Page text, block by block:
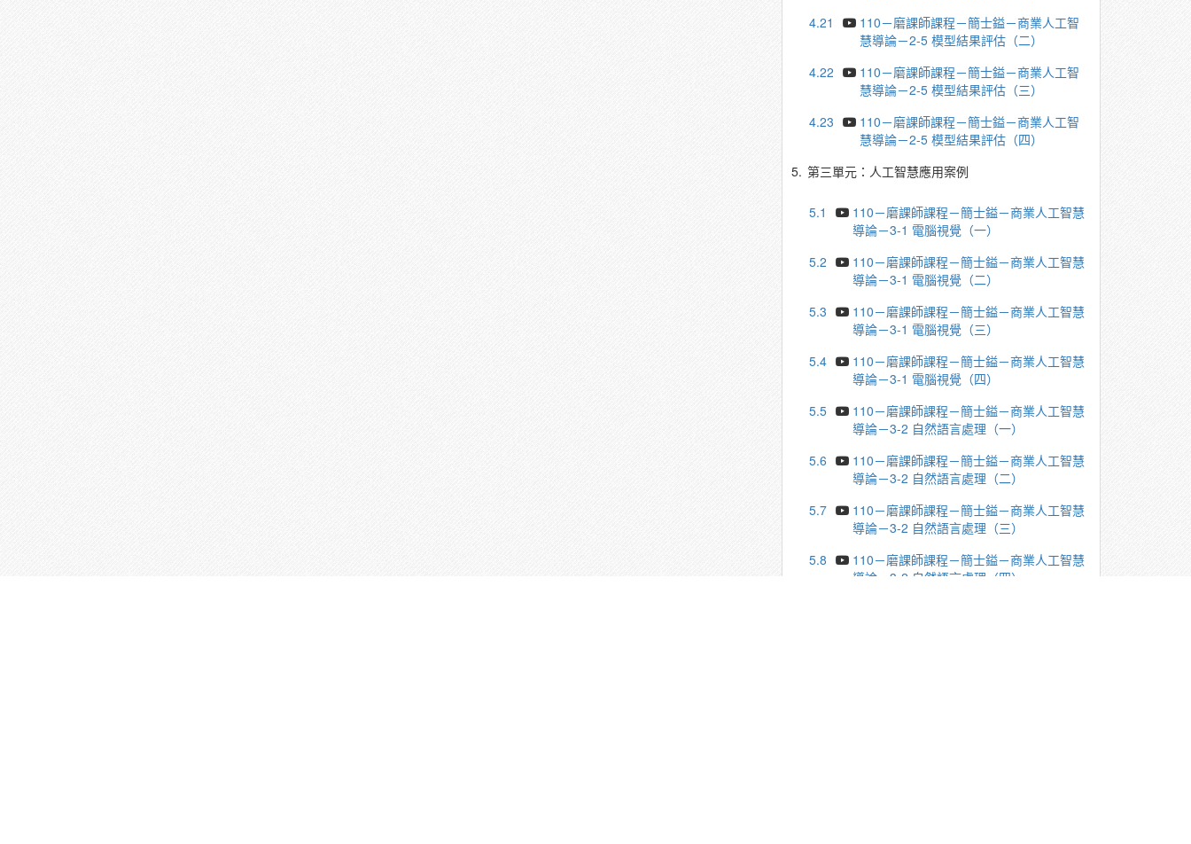
4.21
110－磨課師課程－簡士鎰－商業人工智
慧導論－2-5 模型結果評估（二）
4.22
110－磨課師課程－簡士鎰－商業人工智
慧導論－2-5 模型結果評估（三）
4.23
110－磨課師課程－簡士鎰－商業人工智
慧導論－2-5 模型結果評估（四）
5. 第三單元：人工智慧應用案例
5.1
110－磨課師課程－簡士鎰－商業人工智慧
導論－3-1 電腦視覺（一）
5.2
110－磨課師課程－簡士鎰－商業人工智慧
導論－3-1 電腦視覺（二）
5.3
110－磨課師課程－簡士鎰－商業人工智慧
導論－3-1 電腦視覺（三）
5.4
110－磨課師課程－簡士鎰－商業人工智慧
導論－3-1 電腦視覺（四）
5.5
110－磨課師課程－簡士鎰－商業人工智慧
導論－3-2 自然語言處理（一）
5.6
110－磨課師課程－簡士鎰－商業人工智慧
導論－3-2 自然語言處理（二）
5.7
110－磨課師課程－簡士鎰－商業人工智慧
導論－3-2 自然語言處理（三）
5.8
110－磨課師課程－簡士鎰－商業人工智慧
導論－3-2 自然語言處理（四）